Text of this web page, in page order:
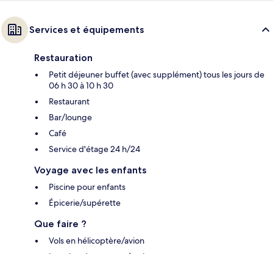
Services et équipements
Restauration
Petit déjeuner buffet (avec supplément) tous les jours de
06 h 30 à 10 h 30
Restaurant
Bar/lounge
Café
Service d'étage 24 h/24
Voyage avec les enfants
Piscine pour enfants
Épicerie/supérette
Que faire ?
Vols en hélicoptère/avion